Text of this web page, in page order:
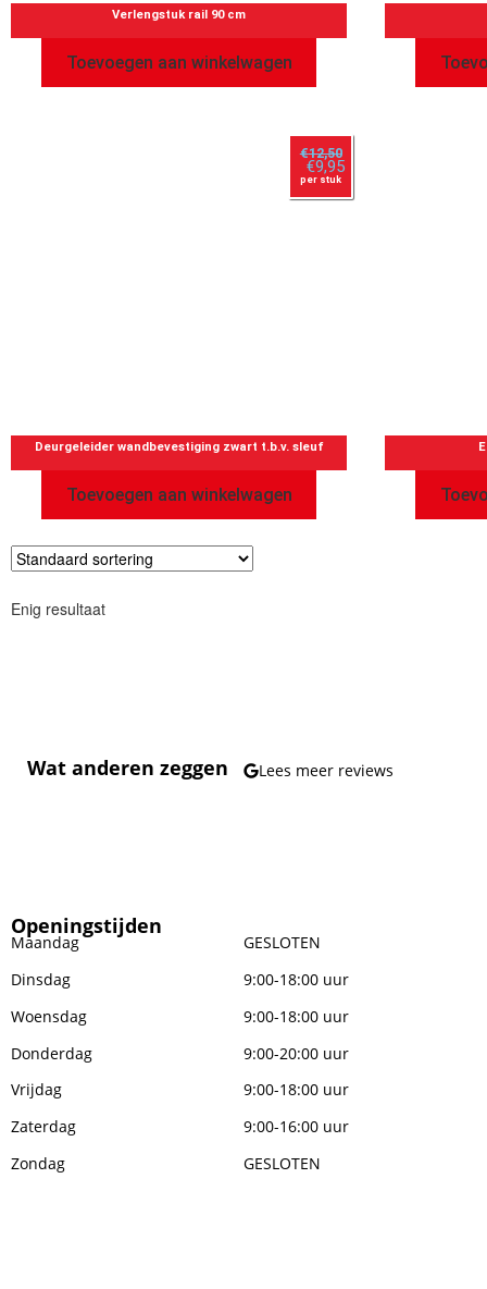
Verlengstuk rail 90 cm
Toevoegen aan winkelwagen
Deurgeleider wandbevestiging zwart t.b.v. sleuf
€12,50
€9,95
per stuk
Toevoegen aan winkelwagen
Enig resultaat
Wat anderen zeggen Lees meer reviews
Openingstijden
Maandag
GESLOTEN
Dinsdag
9:00-18:00 uur
Woensdag
9:00-18:00 uur
Donderdag
9:00-20:00 uur
Vrijdag
9:00-18:00 uur
Zaterdag
9:00-16:00 uur
Zondag
GESLOTEN